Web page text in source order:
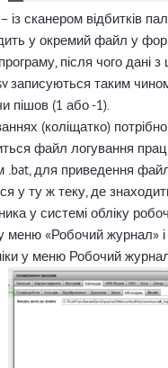
із сканером відбитків
у окремий файл у
після чого дані
таким
пішов (1 або -1).
(коліщатко)
файл логування
для приведення
у ту ж теку, де
у системі обліку
меню «Робочий журнал»
у меню Робочий